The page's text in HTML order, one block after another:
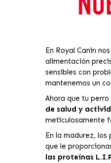
En Royal Canin
alimentación
sensibles con
mantenemos un
Ahora que tu
de salud y
meticulosamente
En la madurez,
que le
las proteínas